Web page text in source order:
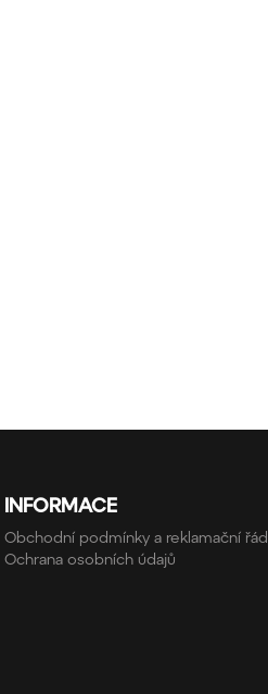
INFORMACE
Obchodní podmínky a reklamační řád
Ochrana osobních údajů